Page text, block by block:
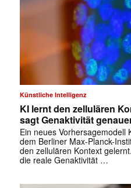
Künstliche Intelligenz
KI lernt den zellulären
sagt Genaktivität
Ein neues Vorhersagemodell
dem Berliner Max-Planck-
den zellulären Kontext
die reale Genaktivität …